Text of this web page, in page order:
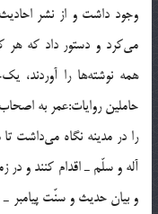
وجود داشت و از نشر
مي‌كرد و دستور داد كه هر
حاملين روايات:‌عمر به
را در مدينه نگاه مي‌داشت تا
آله و سلّم ـ اقدام كنند و در
و بيان حديث و سنّت پيامبر ـ